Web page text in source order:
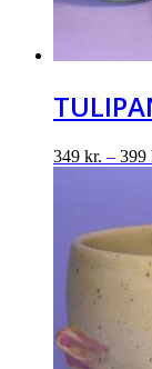
349 kr. – 399